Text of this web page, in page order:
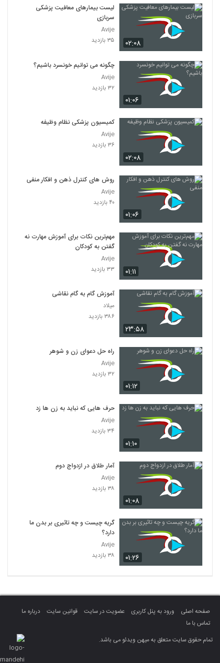
۰۲:۰۸
لیست بیمارهای معافیت پزشکی
سربازی
Avije
۳۵ بازدید
۰۱:۰۶
چگونه می توانیم خونسرد باشیم؟
Avije
۳۲ بازدید
۰۲:۰۸
کمیسیون پزشکی نظام وظیفه
Avije
۳۶ بازدید
۰۱:۰۶
روش های کنترل ذهن و افکار منفی
Avije
۴۰ بازدید
۰۱:۱۱
مهم‌ترین نکات برای آموزش مهارت نه
گفتن به کودکان
Avije
۳۳ بازدید
۲۳:۵۸
آموزش گام به گام نقاشی
میلاد
۳۸۶ بازدید
۰۱:۱۲
راه حل دعوای زن و شوهر
Avije
۳۲ بازدید
۰۱:۱۰
حرف هایی که نباید به زن ها زد
Avije
۳۴ بازدید
۰۱:۰۸
آمار طلاق در ازدواج دوم
Avije
۳۸ بازدید
۰۱:۲۶
گریه چیست و چه تاثیری بر بدن ما
دارد؟
Avije
۳۸ بازدید
صفحه اصلی ورود به پنل کاربری عضویت در سایت قوانین سایت
درباره ما
تماس با ما
تمام حقوق سایت متعلق به میهن ویدئو می باشد.